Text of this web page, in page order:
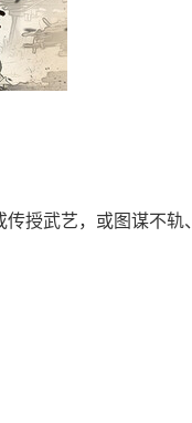
授武艺，或图谋不轨、